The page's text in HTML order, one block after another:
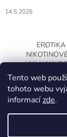
Tento web
tohoto webu
informacízde.
14.5.2026
EROTIKA
JAK